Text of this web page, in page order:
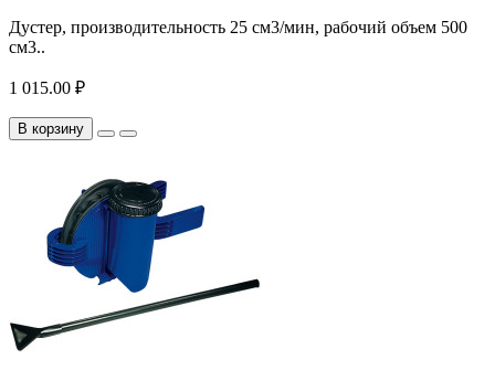
Дустер, производительность 25 см3/мин, рабочий объем 500
см3..
1 015.00 ₽
В корзину